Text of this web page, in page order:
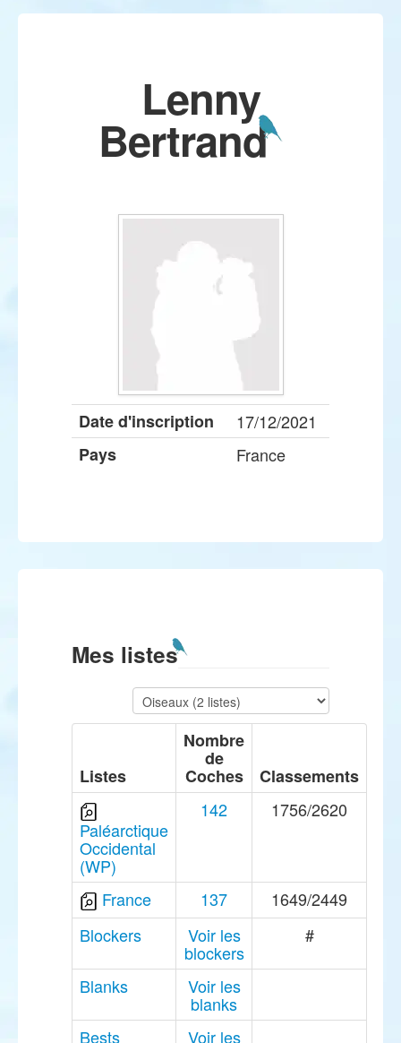
Lenny
Bertrand
Date d'inscription
17/12/2021
Pays
France
Mes listes
Listes
Nombre
de
Coches Classements
Paléarctique
Occidental
(WP)
142 1756/2620
France 137
1649/2449
Blockers
Voir les
blockers
#
Blanks Voir les
blanks
Bests
Voir les